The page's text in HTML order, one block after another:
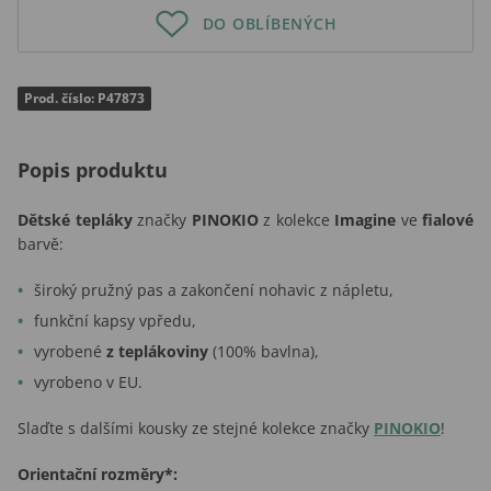
DO OBLÍBENÝCH
Prod. číslo: P47873
Popis produktu
Dětské teplákyznačky PINOKIOz kolekce Imagine ve fialové
barvě:
široký pružný pas a zakončení nohavic z nápletu,
funkční kapsy vpředu,
vyrobené z teplákoviny (100% bavlna),
vyrobeno v EU.
Slaďte s dalšími kousky ze stejné kolekce značky PINOKIO!
Orientační rozměry*: